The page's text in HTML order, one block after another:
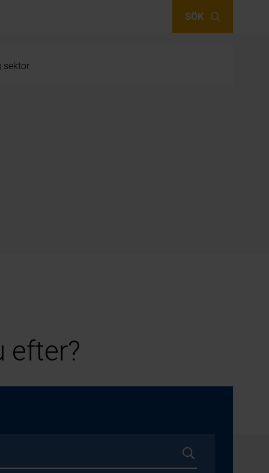
SÖK
sektor
efter?